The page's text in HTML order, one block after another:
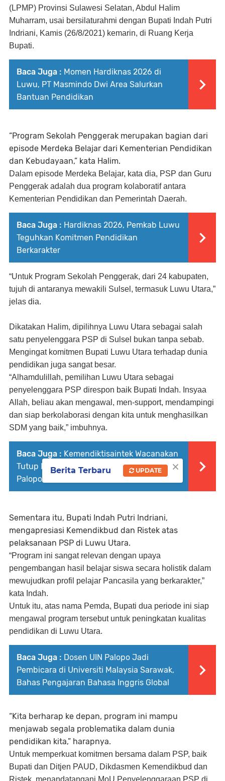
(LPMP) Provinsi Sulawesi Selatan, Abdul Halim
Muharram, usai bersilaturahmi dengan Bupati Indah Putri
Indriani, Kamis (26/8/2021) kemarin, di Ruang Kerja
Bupati.
Baca Juga : Momen Hardiknas 2026 di
Luwu, PT Masmindo Dwi Area Salurkan
Bantuan Pendidikan
“Program Sekolah Penggerak merupakan bagian dari
episode Merdeka Belajar dari Kementerian Pendidikan
dan Kebudayaan,” kata Halim.
Dalam episode Merdeka Belajar, kata dia, PSP dan Guru
Penggerak adalah dua program kolaboratif antara
Kementerian Pendidikan dan Pemerintah Daerah.
Baca Juga : Hardiknas 2026, Pemkab Luwu
Teguhkan Komitmen Pendidikan
Berkarakter
“Untuk Program Sekolah Penggerak, dari 24 kabupaten,
tujuh di antaranya mewakili Sulsel, termasuk Luwu Utara,”
jelas dia.
Dikatakan Halim, dipilihnya Luwu Utara sebagai salah
satu penyelenggara PSP di Sulsel bukan tanpa sebab.
Mengingat komitmen Bupati Luwu Utara terhadap dunia
pendidikan juga sangat besar.
“Alhamdulillah, pemilihan Luwu Utara sebagai
penyelenggara PSP direspon baik Bupati Indah. Insyaa
Allah, beliau akan mengawal, men-support, mendampingi
dan siap berkolaborasi dengan kita untuk menghasilkan
SDM yang baik,” imbuhnya.
Baca Juga : Kemendiktisaintek Wacanakan
Tutup Prodi Tak Relevan, Ini Kata Akademisi
Palopo
Sementara itu, Bupati Indah Putri Indriani,
mengapresiasi Kemendikbud dan Ristek atas
pelaksanaan PSP di Luwu Utara.
“Program ini sangat relevan dengan upaya
pengembangan hasil belajar siswa secara holistik dalam
mewujudkan profil pelajar Pancasila yang berkarakter,”
kata Indah.
Untuk itu, atas nama Pemda, Bupati dua periode ini siap
mengawal program tersebut untuk peningkatan kualitas
pendidikan di Luwu Utara.
Baca Juga : Dosen UIN Palopo Jadi
Pembicara di Universiti Malaysia Sarawak,
Bahas Pengajaran Bahasa Inggris Global
“Kita berharap ke depan, program ini mampu
menjawab segala problematika dalam dunia
pendidikan kita,” harapnya.
Untuk memperkuat komitmen bersama dalam PSP, baik
Bupati dan Ditjen PAUD, Dikdasmen Kemendikbud dan
Ristek, menandatangani MoU Penyelenggaraan PSP di
×
Berita Terbaru UPDATE